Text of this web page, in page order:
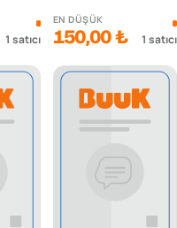
1 satıcı
EN DÜŞÜK
150,00 ₺ 1 satıcı